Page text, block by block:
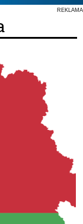
REKLAMA